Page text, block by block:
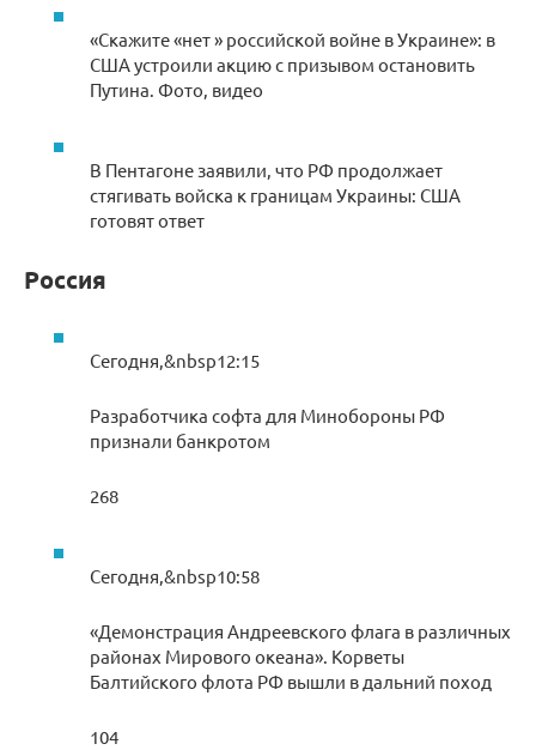
«Скажите «нет » российской войне в Украине»: в
США устроили акцию с призывом остановить
Путина. Фото, видео
В Пентагоне заявили, что РФ продолжает
стягивать войска к границам Украины: США
готовят ответ
Россия
Сегодня,&nbsp12:15
Разработчика софта для Минобороны РФ
признали банкротом
268
Сегодня,&nbsp10:58
«Демонстрация Андреевского флага в различных
районах Мирового океана». Корветы
Балтийского флота РФ вышли в дальний поход
104